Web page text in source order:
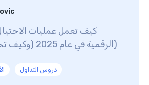
كيف تعمل عمليات
الرقمية في عام 2025 (وكيف تحمي نفسك)
دروس التداول